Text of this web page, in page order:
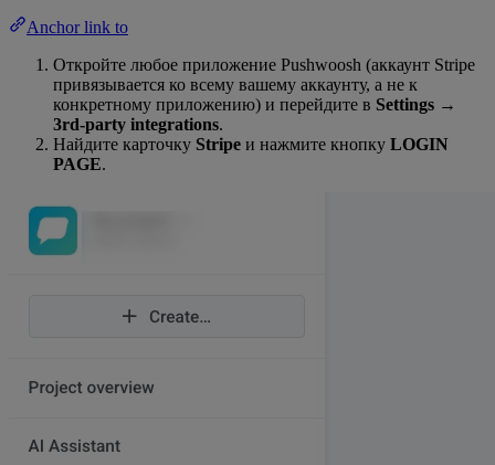
Anchor link to
Откройте любое приложение Pushwoosh (аккаунт Stripe
привязывается ко всему вашему аккаунту, а не к
конкретному приложению) и перейдите в Settings →
3rd-party integrations.
Найдите карточку Stripe и нажмите кнопку LOGIN
PAGE.